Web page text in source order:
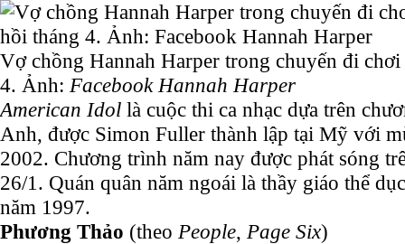
Vợ chồng Hannah Harper trong chuyến đi
4. Ảnh: Facebook Hannah Harper
American Idol là cuộc thi ca nhạc dựa trên
Anh, được Simon Fuller thành lập tại Mỹ với
2002. Chương trình năm nay được phát sóng
26/1. Quán quân năm ngoái là thầy giáo thể
năm 1997.
Phương Thảo (theo People, Page Six)